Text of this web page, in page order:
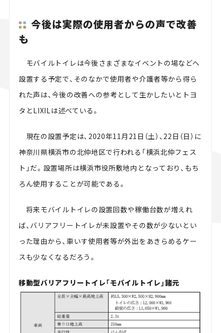
今後は実際の使用者からの声で改善
も
モバイルトイレは今後さまざまなイベントの場などへ
設置する予定で、そのなかで使用者や介護者等から得ら
れた声は、今後の改善への参考として生かしたいとトヨ
タとLIXIL は述べている。
現在の設置予定は、 2020年11 月 21 日（土）、 22 日（日）に
神奈川県横浜市の北仲地区で行われる「横浜北仲フェス
ト」だ。設置場所は横浜市役所敷地内となっており、もち
ろん使用することが可能である。
将来モバイルトイレの設置回数や稼働台数が増えれ
ば、バリアフリートイレが未設置やその数が少ないとい
った理由から、車いす使用者等が外出をあきらめるケー
スも少なくなるだろう。
移動型バリアフリートイレ「モバイルトイレ」諸元